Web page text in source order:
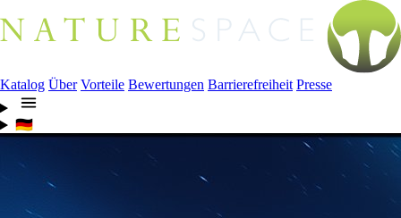
Katalog Über Vorteile Bewertungen Barrierefreiheit Presse
🇩🇪